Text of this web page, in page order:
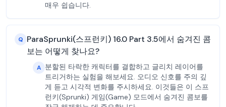
매우 쉽습니다.
Q ParaSprunki(스프런키) 16.0 Part 3.5에서 숨겨진 콤
보는 어떻게 찾나요?
A 분할된 타락한 캐릭터를 결합하고 글리치 레이어를
트리거하는 실험을 해보세요. 오디오 신호를 주의 깊
게 듣고 시각적 변화를 주시하세요. 이것들은 이 스프
런키(Sprunki) 게임(Game) 모드에서 숨겨진 콤보를